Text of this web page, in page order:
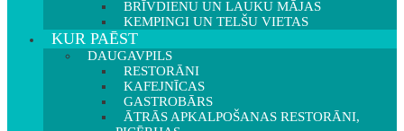
BRĪVDIENU UN LAUKU MĀJAS
KEMPINGI UN TELŠU VIETAS
KUR PAĒST
DAUGAVPILS
RESTORĀNI
KAFEJNĪCAS
GASTROBĀRS
ĀTRĀS APKALPOŠANAS RESTORĀNI,